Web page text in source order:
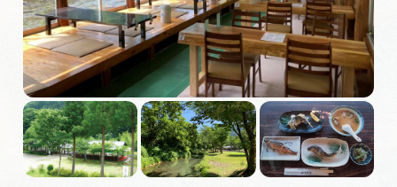
運営組織
広告掲載
サイトポリシー